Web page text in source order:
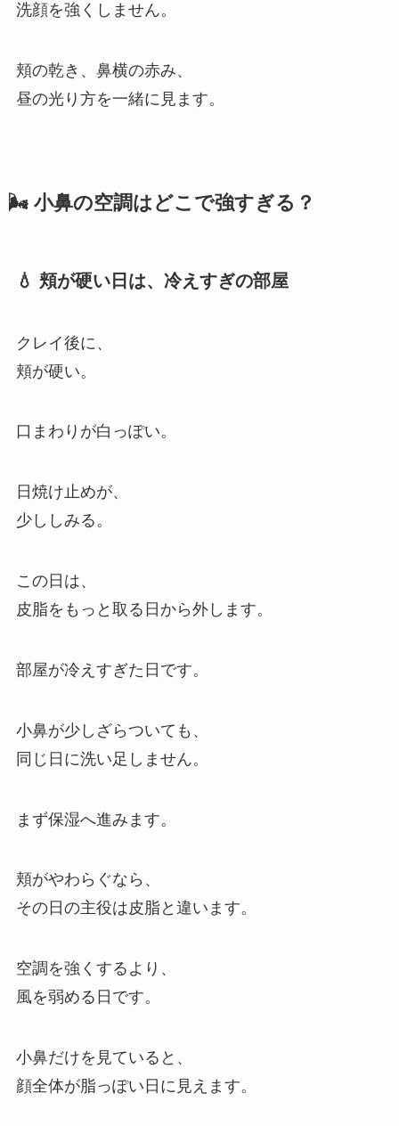
洗顔を強くしません。
頬の乾き、鼻横の赤み、
昼の光り方を一緒に見ます。
🌬 小鼻の空調はどこで強すぎる？
💧 頬が硬い日は、冷えすぎの部屋
クレイ後に、
頬が硬い。
口まわりが白っぽい。
日焼け止めが、
少ししみる。
この日は、
皮脂をもっと取る日から外します。
部屋が冷えすぎた日です。
小鼻が少しざらついても、
同じ日に洗い足しません。
まず保湿へ進みます。
頬がやわらぐなら、
その日の主役は皮脂と違います。
空調を強くするより、
風を弱める日です。
小鼻だけを見ていると、
顔全体が脂っぽい日に見えます。